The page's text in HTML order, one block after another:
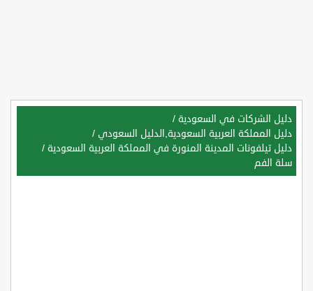
دليل الشركات في السعودية /
دليل المملكة العربية السعودية,الدليل السعودي /
دليل تيلفونات المدينة المنورة في المملكة العربية السعودية /
سلة الفم